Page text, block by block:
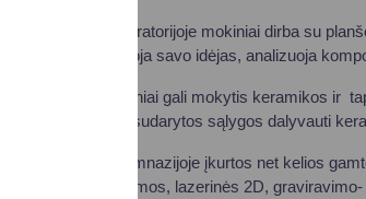
Grafinio dizaino laboratorijoje mokiniai dirba su
maketuoja, modeliuoja savo idėjas, analizuoja
Meno studijoje mokiniai gali mokytis keramikos ir
mokytojai, kuriems sudarytos sąlygos dalyvauti
Druskininkų Ryto gimnazijoje įkurtos net kelios
projektavimo programos, lazerinės 2D,